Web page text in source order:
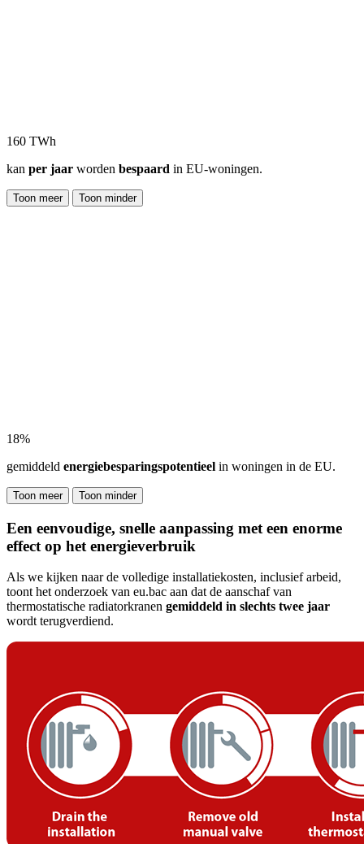
160 TWh
kan per jaar worden bespaard in EU-woningen.
Toon meer Toon minder
18%
gemiddeld energiebesparingspotentieel in woningen in de EU.
Toon meer Toon minder
Een eenvoudige, snelle aanpassing met een enorme
effect op het energieverbruik
Als we kijken naar de volledige installatiekosten, inclusief arbeid,
toont het onderzoek van eu.bac aan dat de aanschaf van
thermostatische radiatorkranen gemiddeld in slechts twee jaar
wordt terugverdiend.